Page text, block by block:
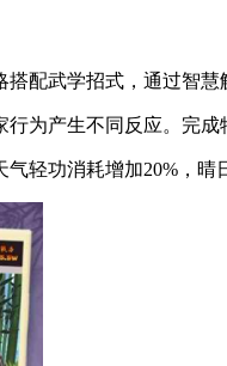
配武学招式，通过智
为产生不同反应。完
轻功消耗增加20%，晴